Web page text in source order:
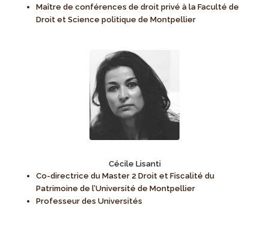
Maître de conférences de droit privé à la Faculté de
Droit et Science politique de Montpellier
Cécile Lisanti
Co-directrice du Master 2 Droit et Fiscalité du
Patrimoine de l’Université de Montpellier
Professeur des Universités